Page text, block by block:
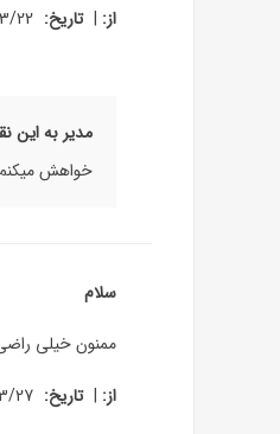
از: | تاریخ: 13:38
مدیر به این
خواهش
سلام
ممنون خیلی
از: | تاریخ: 11:53